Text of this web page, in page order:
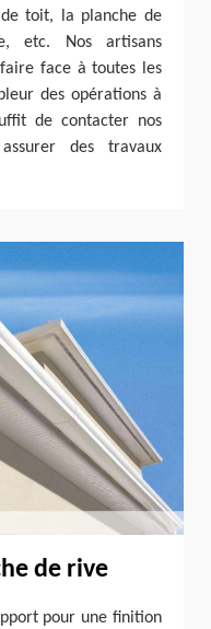
toit, la planche de
etc. Nos artisans
face à toutes les
des opérations à
de contacter nos
des travaux
de rive
pour une finition